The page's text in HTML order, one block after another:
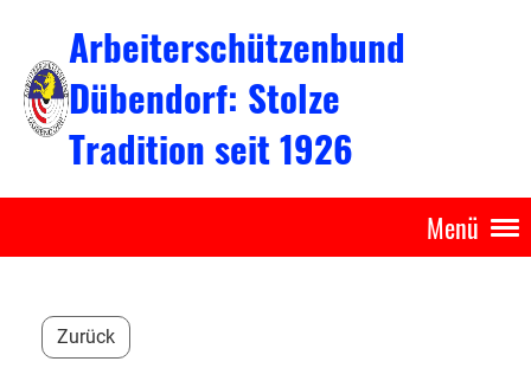
Arbeiterschützenbund
Dübendorf: Stolze
Tradition seit 1926
Menü
Zurück